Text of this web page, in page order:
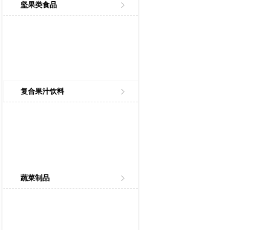
坚果类食品
复合果汁饮料
蔬菜制品